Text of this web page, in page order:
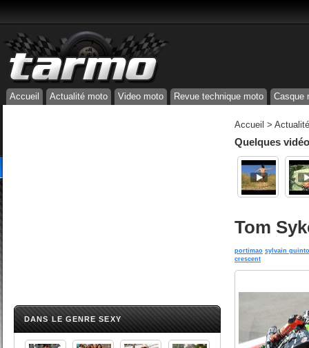
Accueil Actualité moto Video moto Revue technique moto Casque
DANS LE GENRE SEXY
Accueil >
Quelques
Tom
portimao sylvain
crescent